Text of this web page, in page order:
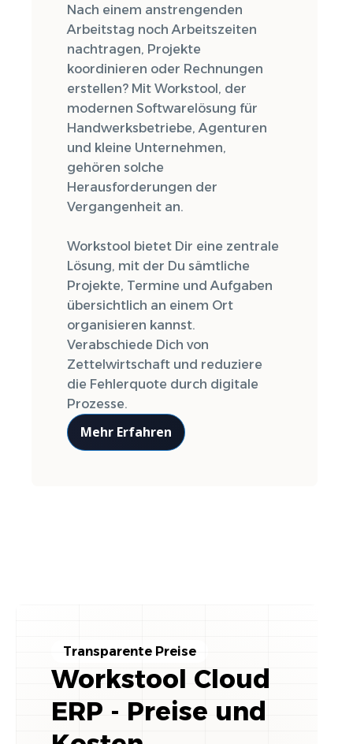
Nach einem anstrengenden
Arbeitstag noch Arbeitszeiten
nachtragen, Projekte
koordinieren oder Rechnungen
erstellen? Mit Workstool, der
modernen Softwarelösung für
Handwerksbetriebe, Agenturen
und kleine Unternehmen,
gehören solche
Herausforderungen der
Vergangenheit an.
Workstool bietet Dir eine zentrale
Lösung, mit der Du sämtliche
Projekte, Termine und Aufgaben
übersichtlich an einem Ort
organisieren kannst.
Verabschiede Dich von
Zettelwirtschaft und reduziere
die Fehlerquote durch digitale
Prozesse.
Mehr Erfahren
Transparente Preise
Workstool Cloud
ERP - Preise und